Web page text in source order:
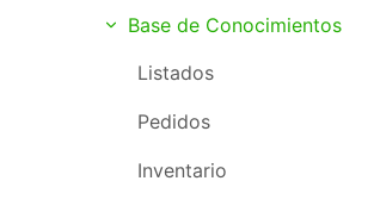
Registro e inicio de sesión
Autorización de tienda
Autorización logística
Gestión de almacén
Extensión
Gestión de tiendas
Guía Definitiva de TikTok
Gestión de Listados
Base de Conocimientos
Listados
Pedidos
Inventario